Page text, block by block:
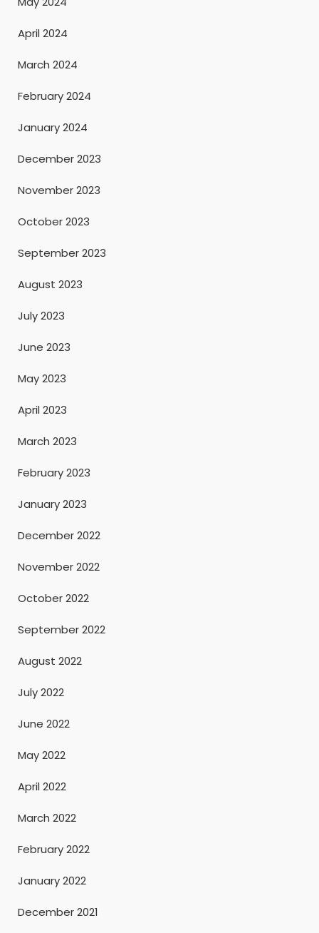
April 2024
March 2024
February 2024
January 2024
December 2023
November 2023
October 2023
September 2023
August 2023
July 2023
June 2023
May 2023
April 2023
March 2023
February 2023
January 2023
December 2022
November 2022
October 2022
September 2022
August 2022
July 2022
June 2022
May 2022
April 2022
March 2022
February 2022
January 2022
December 2021